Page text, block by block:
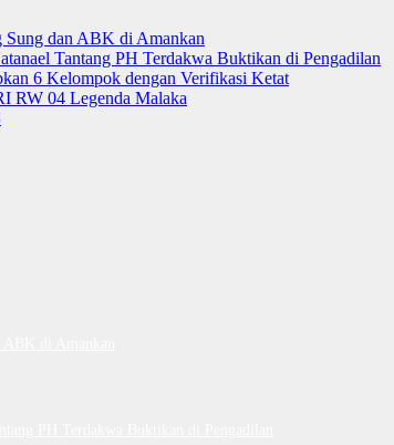
dan ABK di Amankan
Tantang PH Terdakwa Buktikan di Pengadilan
6 Kelompok dengan Verifikasi Ketat
RW 04 Legenda Malaka